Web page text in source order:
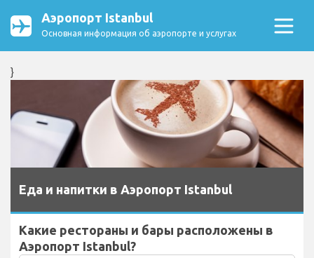
Аэропорт Istanbul
Основная информация об аэропорте и услугах
}
Еда и напитки в Аэропорт Istanbul
Какие рестораны и бары расположены в
Аэропорт Istanbul?